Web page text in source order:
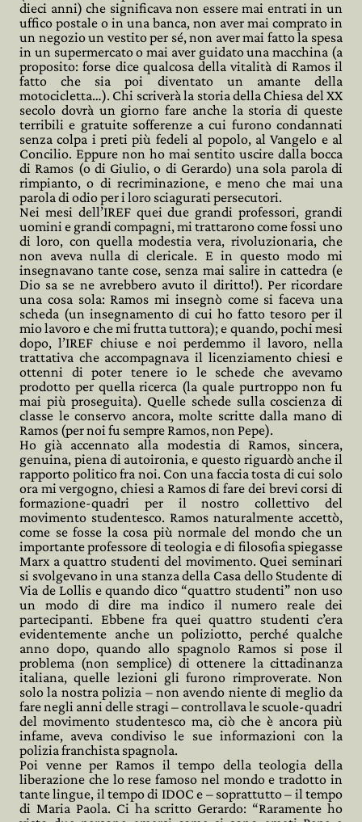
dieci anni) che significava non essere mai entrati in un
uffico postale o in una banca, non aver mai comprato in
un negozio un vestito per sé, non aver mai fatto la spesa
in un supermercato o mai aver guidato una macchina (a
proposito: forse dice qualcosa della vitalità di Ramos il
fatto che sia poi diventato un amante della
motocicletta…). Chi scriverà la storia della Chiesa del XX
secolo dovrà un giorno fare anche la storia di queste
terribili e gratuite sofferenze a cui furono condannati
senza colpa i preti più fedeli al popolo, al Vangelo e al
Concilio. Eppure non ho mai sentito uscire dalla bocca
di Ramos (o di Giulio, o di Gerardo) una sola parola di
rimpianto, o di recriminazione, e meno che mai una
parola di odio per i loro sciagurati persecutori.
Nei mesi dell’IREF quei due grandi professori, grandi
uomini e grandi compagni, mi trattarono come fossi uno
di loro, con quella modestia vera, rivoluzionaria, che
non aveva nulla di clericale. E in questo modo mi
insegnavano tante cose, senza mai salire in cattedra (e
Dio sa se ne avrebbero avuto il diritto!). Per ricordare
una cosa sola: Ramos mi insegnò come si faceva una
scheda (un insegnamento di cui ho fatto tesoro per il
mio lavoro e che mi frutta tuttora); e quando, pochi mesi
dopo, l’IREF chiuse e noi perdemmo il lavoro, nella
trattativa che accompagnava il licenziamento chiesi e
ottenni di poter tenere io le schede che avevamo
prodotto per quella ricerca (la quale purtroppo non fu
mai più proseguita). Quelle schede sulla coscienza di
classe le conservo ancora, molte scritte dalla mano di
Ramos (per noi fu sempre Ramos, non Pepe).
Ho già accennato alla modestia di Ramos, sincera,
genuina, piena di autoironia, e questo riguardò anche il
rapporto politico fra noi. Con una faccia tosta di cui solo
ora mi vergogno, chiesi a Ramos di fare dei brevi corsi di
formazione-quadri per il nostro collettivo del
movimento studentesco. Ramos naturalmente accettò,
come se fosse la cosa più normale del mondo che un
importante professore di teologia e di filosofia spiegasse
Marx a quattro studenti del movimento. Quei seminari
si svolgevano in una stanza della Casa dello Studente di
Via de Lollis e quando dico “quattro studenti” non uso
un modo di dire ma indico il numero reale dei
partecipanti. Ebbene fra quei quattro studenti c’era
evidentemente anche un poliziotto, perché qualche
anno dopo, quando allo spagnolo Ramos si pose il
problema (non semplice) di ottenere la cittadinanza
italiana, quelle lezioni gli furono rimproverate. Non
solo la nostra polizia – non avendo niente di meglio da
fare negli anni delle stragi – controllava le scuole-quadri
del movimento studentesco ma, ciò che è ancora più
infame, aveva condiviso le sue informazioni con la
polizia franchista spagnola.
Poi venne per Ramos il tempo della teologia della
liberazione che lo rese famoso nel mondo e tradotto in
tante lingue, il tempo di IDOC e – soprattutto – il tempo
di Maria Paola. Ci ha scritto Gerardo: “Raramente ho